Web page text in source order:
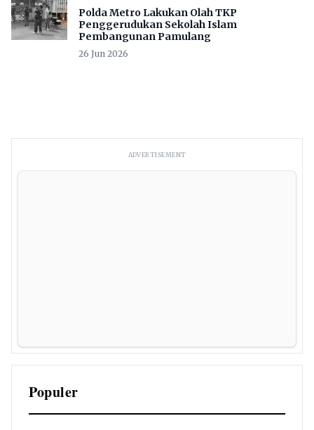
Polda Metro Lakukan Olah TKP
Penggerudukan Sekolah Islam
Pembangunan Pamulang
26 Jun 2026
ADVERTISEMENT
Populer